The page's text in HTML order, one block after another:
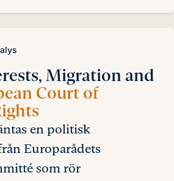
Migration and
Court of
en politisk
Europarådets
som rör